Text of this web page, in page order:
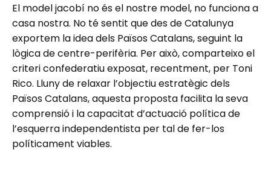
El model jacobí no és el nostre model, no funciona a
casa nostra. No té sentit que des de Catalunya
exportem la idea dels Països Catalans, seguint la
lògica de centre-perifèria. Per això, comparteixo el
criteri confederatiu exposat, recentment, per Toni
Rico. Lluny de relaxar l’objectiu estratègic dels
Països Catalans, aquesta proposta facilita la seva
comprensió i la capacitat d’actuació política de
l’esquerra independentista per tal de fer-los
políticament viables.